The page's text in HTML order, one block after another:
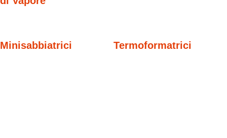
Minisabbiatrici Termoformatrici